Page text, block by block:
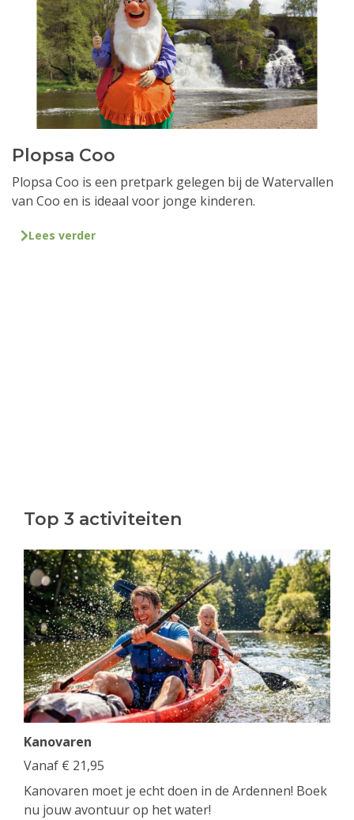
Plopsa Coo
Plopsa Coo is een pretpark gelegen bij de Watervallen
van Coo en is ideaal voor jonge kinderen.
Lees verder
Top 3 activiteiten
Kanovaren
Vanaf € 21,95
Kanovaren moet je echt doen in de Ardennen! Boek
nu jouw avontuur op het water!